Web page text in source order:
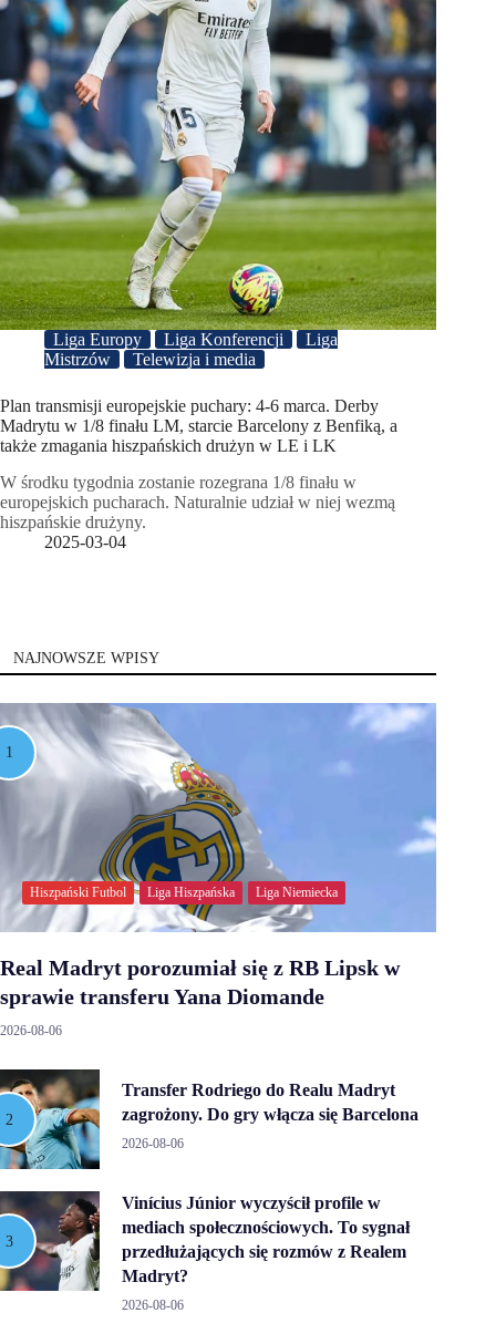
Liga Europy Liga Konferencji
Liga
Mistrzów
Telewizja i media
Plan transmisji europejskie puchary: 4-6 marca. Derby
Madrytu w 1/8 finału LM, starcie Barcelony z Benfiką, a
także zmagania hiszpańskich drużyn w LE i LK
W środku tygodnia zostanie rozegrana 1/8 finału w
europejskich pucharach. Naturalnie udział w niej wezmą
hiszpańskie drużyny.
2025-03-04
NAJNOWSZE WPISY
Hiszpański Futbol Liga Hiszpańska Liga Niemiecka
Real Madryt porozumiał się z RB Lipsk w
sprawie transferu Yana Diomande
2026-08-06
Transfer Rodriego do Realu Madryt
zagrożony. Do gry włącza się Barcelona
2026-08-06
Vinícius Júnior wyczyścił profile w
mediach społecznościowych. To sygnał
przedłużających się rozmów z Realem
Madryt?
2026-08-06